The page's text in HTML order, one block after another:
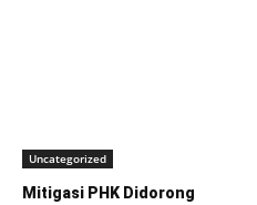
Uncategorized
Mitigasi PHK Didorong